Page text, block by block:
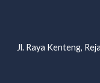
Jl. Raya Kenteng,